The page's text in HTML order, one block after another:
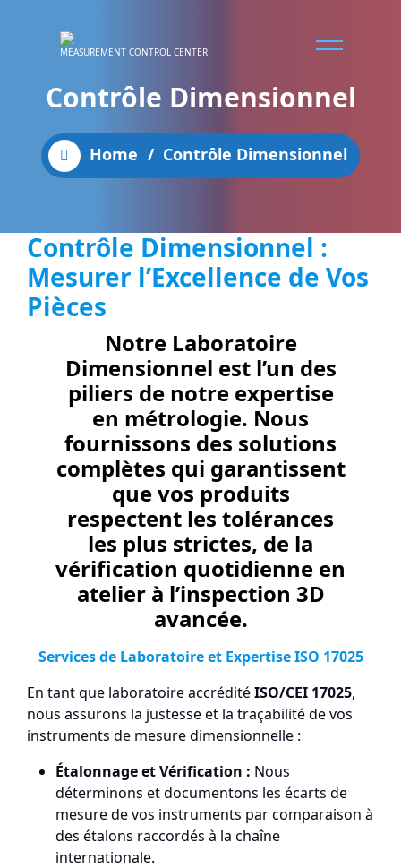
MEASUREMENT CONTROL CENTER
Contrôle Dimensionnel
Home / Contrôle Dimensionnel
Contrôle Dimensionnel :
Mesurer l’Excellence de Vos
Pièces
Notre Laboratoire
Dimensionnel est l’un des
piliers de notre expertise
en métrologie. Nous
fournissons des solutions
complètes qui garantissent
que vos produits
respectent les tolérances
les plus strictes, de la
vérification quotidienne en
atelier à l’inspection 3D
avancée.
Services de Laboratoire et Expertise ISO 17025
En tant que laboratoire accréditéISO/CEI 17025,
nous assurons la justesse et la traçabilité de vos
instruments de mesure dimensionnelle :
Étalonnage et Vérification : Nous
déterminons et documentons les écarts de
mesure de vos instruments par comparaison à
des étalons raccordés à la chaîne
internationale.